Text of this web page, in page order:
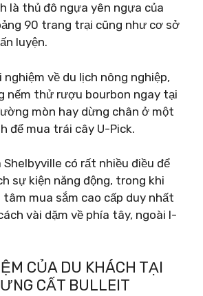
là thủ đô ngựa yên ngựa của
90 trang trại cũng như cơ sở
luyện.
về du lịch nông nghiệp,
nếm thử rượu bourbon ngay tại
mòn hay dừng chân ở một
để mua trái cây U-Pick.
có rất nhiều điều để
sự kiện năng động, trong khi
mua sắm cao cấp duy nhất
vài dặm về phía tây, ngoài I-
CỦA DU KHÁCH TẠI
CẤT BULLEIT